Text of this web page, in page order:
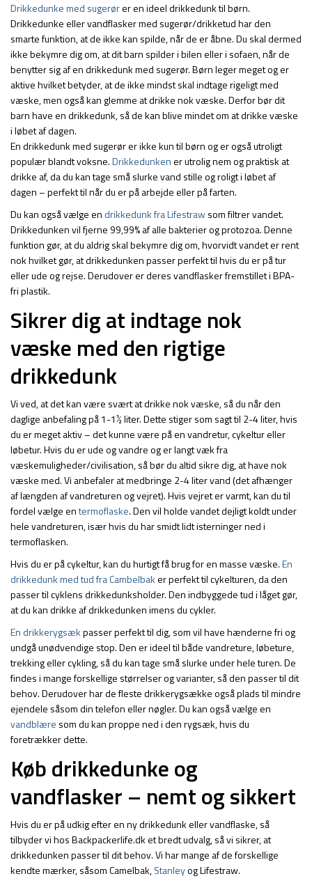
Drikkedunke med sugerører en ideel drikkedunk til børn.
Drikkedunke eller vandflasker med sugerør/drikketud har den
smarte funktion, at de ikke kan spilde, når de er åbne. Du skal dermed
ikke bekymre dig om, at dit barn spilder i bilen eller i sofaen, når de
benytter sig af en drikkedunk med sugerør. Børn leger meget og er
aktive hvilket betyder, at de ikke mindst skal indtage rigeligt med
væske, men også kan glemme at drikke nok væske. Derfor bør dit
barn have en drikkedunk, så de kan blive mindet om at drikke væske
i løbet af dagen.
En drikkedunk med sugerør er ikke kun til børn og er også utroligt
populær blandt voksne.Drikkedunkener utrolig nem og praktisk at
drikke af, da du kan tage små slurke vand stille og roligt i løbet af
dagen – perfekt til når du er på arbejde eller på farten.
Du kan også vælge en drikkedunk fra Lifestrawsom filtrer vandet.
Drikkedunken vil fjerne 99,99% af alle bakterier og protozoa. Denne
funktion gør, at du aldrig skal bekymre dig om, hvorvidt vandet er rent
nok hvilket gør, at drikkedunken passer perfekt til hvis du er på tur
eller ude og rejse. Derudover er deres vandflasker fremstillet i BPA-
fri plastik.
Sikrer dig at indtage nok
væske med den rigtige
drikkedunk
Vi ved, at det kan være svært at drikke nok væske, så du når den
daglige anbefaling på 1-1½ liter. Dette stiger som sagt til 2-4 liter, hvis
du er meget aktiv – det kunne være på en vandretur, cykeltur eller
løbetur. Hvis du er ude og vandre og er langt væk fra
væskemuligheder/civilisation, så bør du altid sikre dig, at have nok
væske med. Vi anbefaler at medbringe 2-4 liter vand (det afhænger
af længden af vandreturen og vejret). Hvis vejret er varmt, kan du til
fordel vælge entermoflaske. Den vil holde vandet dejligt koldt under
hele vandreturen, især hvis du har smidt lidt isterninger ned i
termoflasken.
Hvis du er på cykeltur, kan du hurtigt få brug for en masse væske.En
drikkedunk med tud fra Cambelbaker perfekt til cykelturen, da den
passer til cyklens drikkedunksholder. Den indbyggede tud i låget gør,
at du kan drikke af drikkedunken imens du cykler.
En drikkerygsækpasser perfekt til dig, som vil have hænderne fri og
undgå unødvendige stop. Den er ideel til både vandreture, løbeture,
trekking eller cykling, så du kan tage små slurke under hele turen. De
findes i mange forskellige størrelser og varianter, så den passer til dit
behov. Derudover har de fleste drikkerygsække også plads til mindre
ejendele såsom din telefon eller nøgler. Du kan også vælge en
vandblære som du kan proppe ned i den rygsæk, hvis du
foretrækker dette.
Køb drikkedunke og
vandflasker – nemt og sikkert
Hvis du er på udkig efter en ny drikkedunk eller vandflaske, så
tilbyder vi hos Backpackerlife.dk et bredt udvalg, så vi sikrer, at
drikkedunken passer til dit behov. Vi har mange af de forskellige
kendte mærker, såsom Camelbak,Stanleyog Lifestraw.